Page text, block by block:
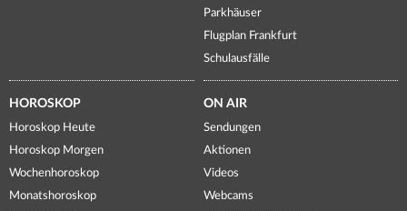
Parkhäuser
Flugplan Frankfurt
Schulausfälle
HOROSKOP
Horoskop Heute
Horoskop Morgen
Wochenhoroskop
Monatshoroskop
ON AIR
Sendungen
Aktionen
Videos
Webcams